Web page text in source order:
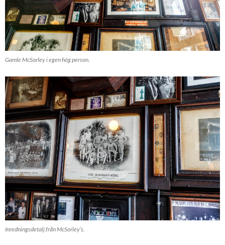
Gamle McSorley i egen hög person.
Inredningsdetalj från McSorley’s.